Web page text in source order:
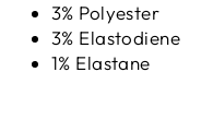
3% Polyester
3% Elastodiene
1% Elastane